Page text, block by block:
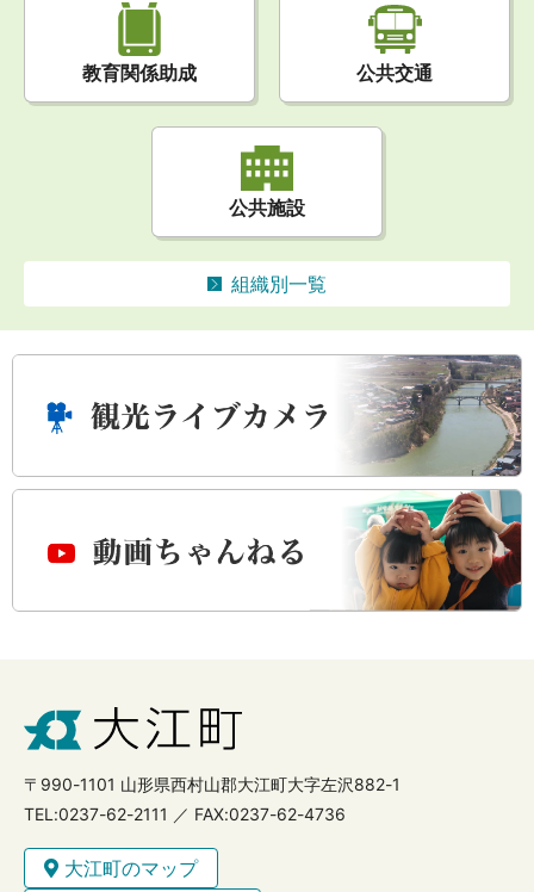
教育関係助成 公共交通
公共施設
組織別一覧
〒990-1101 山形県西村山郡大江町大字左沢882-1
TEL:0237-62-2111 ／ FAX:0237-62-4736
大江町のマップ